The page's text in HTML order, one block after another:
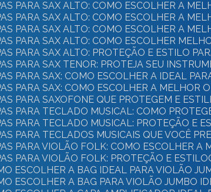
PARA SAX ALTO: COMO ESCOLHER A
PARA SAX ALTO: COMO ESCOLHER A
PARA SAX ALTO: COMO ESCOLHER A
PARA SAX ALTO: COMO ESCOLHER
PARA SAX ALTO: PROTEÇÃO E ESTILO
PARA SAX TENOR: PROTEJA SEU
PARA SAX: COMO ESCOLHER A IDEAL
PARA SAX: COMO ESCOLHER A MELHOR
PARA SAXOFONE QUE PROTEGEM E
PARA TECLADO MUSICAL: COMO
PARA TECLADO MUSICAL: PROTEÇÃO E
PARA TECLADOS MUSICAIS QUE VOCÊ
PARA VIOLÃO FOLK: COMO ESCOLHER
PARA VIOLÃO FOLK: PROTEÇÃO E ESTILO
ESCOLHER A BAG IDEAL PARA VIOLÃO
ESCOLHER A BAG PARA VIOLÃO JUMBO